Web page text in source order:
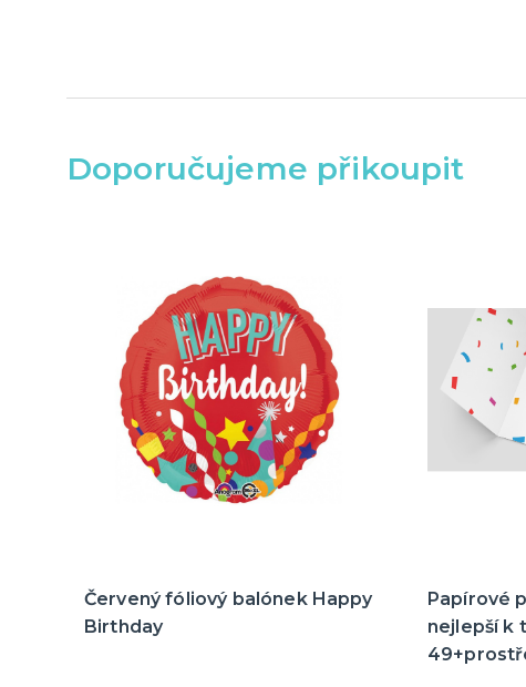
Doporučujeme přikoupit
Červený fóliový balónek Happy
Birthday
Papírové
nejlepší k